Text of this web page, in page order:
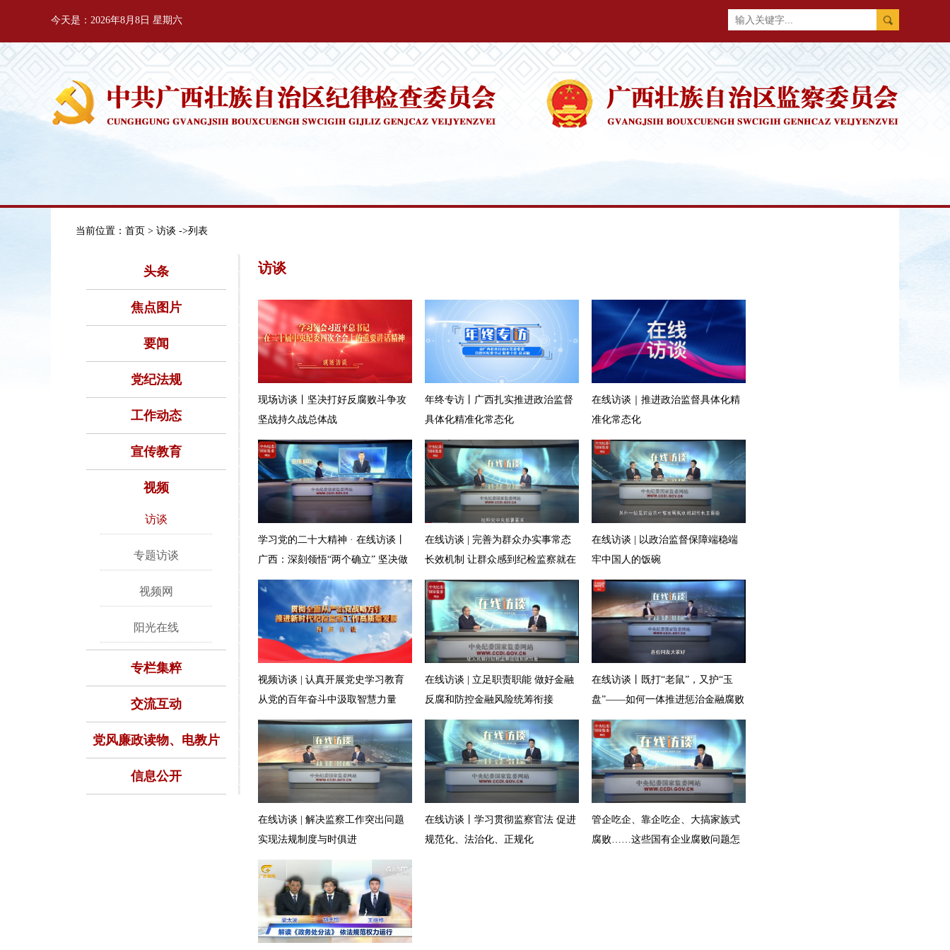
今天是：2026年8月8日 星期六
当前位置： 首页 > 访谈 ->列表
头条
焦点图片
要闻
党纪法规
工作动态
宣传教育
视频
访谈
专题访谈
视频网
阳光在线
专栏集粹
交流互动
党风廉政读物、电教片
信息公开
访谈
现场访谈丨坚决打好反腐败斗争攻
坚战持久战总体战
年终专访丨广西扎实推进政治监督
具体化精准化常态化
在线访谈｜推进政治监督具体化精
准化常态化
学习党的二十大精神 · 在线访谈丨
广西：深刻领悟“两个确立” 坚决做
到“两个维护”推动党的二十大精神
在八桂大地落实见效
在线访谈 | 完善为群众办实事常态
长效机制 让群众感到纪检监察就在
身边、正风反腐就在身边
在线访谈 | 以政治监督保障端稳端
牢中国人的饭碗
视频访谈 | 认真开展党史学习教育
从党的百年奋斗中汲取智慧力量
在线访谈 | 立足职责职能 做好金融
反腐和防控金融风险统筹衔接
在线访谈丨既打“老鼠”，又护“玉
盘”——如何一体推进惩治金融腐败
和防控金融风险
在线访谈 | 解决监察工作突出问题
实现法规制度与时俱进
在线访谈丨学习贯彻监察官法 促进
规范化、法治化、正规化
管企吃企、靠企吃企、大搞家族式
腐败……这些国有企业腐败问题怎